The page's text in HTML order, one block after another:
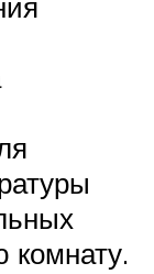
комнату.